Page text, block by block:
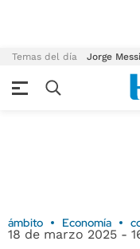
Temas del día Jorge Messi
ámbito Economía
18 de marzo 2025 -